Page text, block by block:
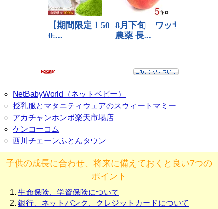
NetBabyWorld（ネットベビー）
授乳服とマタニティウェアのスウィートマミー
アカチャンホンポ楽天市場店
ケンコーコム
西川チェーンふとんタウン
子供の成長に合わせ、将来に備えておくと良い7つの
ポイント
生命保険、学資保険について
銀行、ネットバンク、クレジットカードについて